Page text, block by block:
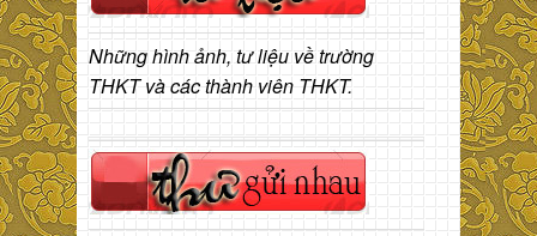
Những hình ảnh, tư liệu về trường
THKT và các thành viên THKT.